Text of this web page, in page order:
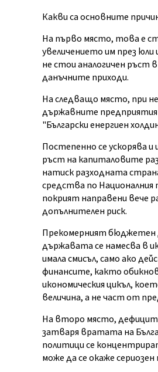
Какви са основните
На първо място, това е
увеличението им през
не стои аналогичен ръст
данъчните приходи.
На следващо място, при
държавните предприятия
"Български енергиен
Постепенно се ускорява
ръст на капиталовите
натиск разходната
средства по Националния
покрият направени вече
допълнителен риск.
Прекомерният бюджетен
държавата се намесва в
имала смисъл, само ако
финансите, както
икономическия цикъл,
величина, а не част от
На второ място, дефицит
затваря вратата на
политици се
може да се окаже